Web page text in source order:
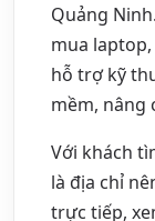
Quảng
mua
hỗ trợ kỹ
mềm, nâng
Với khách
là địa chỉ
trực tiếp,